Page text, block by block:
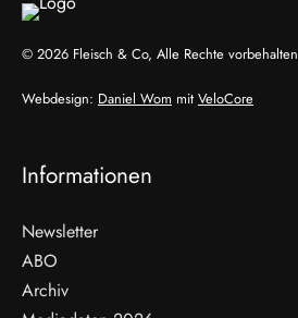
© 2026 Fleisch & Co, Alle Rechte vorbehalten
Webdesign: Daniel Wom mit VeloCore
Informationen
Newsletter
ABO
Archiv